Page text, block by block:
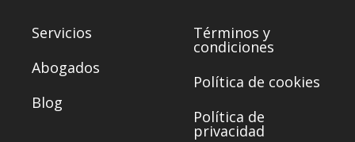
Servicios
Abogados
Blog
Términos y
condiciones
Política de cookies
Política de
privacidad